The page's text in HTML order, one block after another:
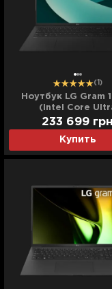
(1)
Ноутбук LG Gram
(Intel Core
7/32GB/16TB
Arc) (17Z90TL-
(Standard)
Купить
233 699 грн